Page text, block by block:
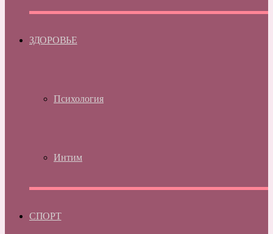
ЗДОРОВЬЕ
Психология
Интим
СПОРТ